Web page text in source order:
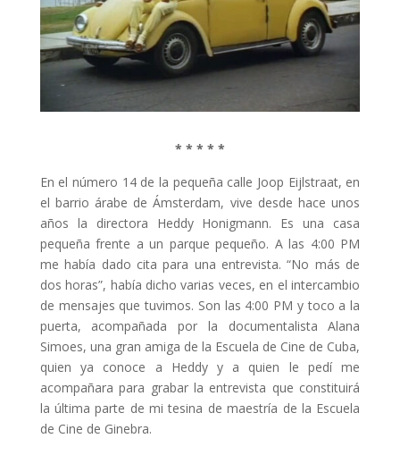
* * * * *
En el número 14 de la pequeña calle Joop Eijlstraat, en
el barrio árabe de Ámsterdam, vive desde hace unos
años la directora Heddy Honigmann. Es una casa
pequeña frente a un parque pequeño. A las 4:00 PM
me había dado cita para una entrevista. “No más de
dos horas”, había dicho varias veces, en el intercambio
de mensajes que tuvimos. Son las 4:00 PM y toco a la
puerta, acompañada por la documentalista Alana
Simoes, una gran amiga de la Escuela de Cine de Cuba,
quien ya conoce a Heddy y a quien le pedí me
acompañara para grabar la entrevista que constituirá
la última parte de mi tesina de maestría de la Escuela
de Cine de Ginebra.